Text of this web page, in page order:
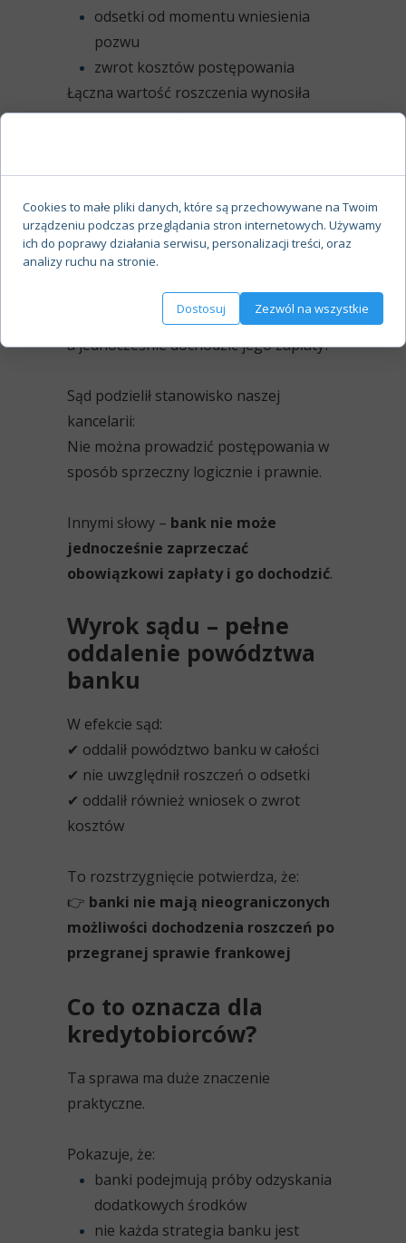
odsetki od momentu wniesienia
pozwu
zwrot kosztów postępowania
Łączna wartość roszczenia wynosiła
niemal 60 000 zł.
Kluczowy problem
prawny – sprzeczność
stanowiska banku
Sednem sprawy było pytanie:
👉 Czy bank może jednocześnie
twierdzić, że świadczenie się nie należy,
a jednocześnie dochodzić jego zapłaty?
Sąd podzielił stanowisko naszej
kancelarii:
Nie można prowadzić postępowania w
sposób sprzeczny logicznie i prawnie.
Innymi słowy – bank nie może
jednocześnie zaprzeczać
obowiązkowi zapłaty i go dochodzić.
Wyrok sądu – pełne
oddalenie powództwa
banku
W efekcie sąd:
✔ oddalił powództwo banku w całości
✔ nie uwzględnił roszczeń o odsetki
✔ oddalił również wniosek o zwrot
kosztów
To rozstrzygnięcie potwierdza, że:
👉 banki nie mają nieograniczonych
możliwości dochodzenia roszczeń po
przegranej sprawie frankowej
Co to oznacza dla
kredytobiorców?
Ta sprawa ma duże znaczenie
praktyczne.
Pokazuje, że:
banki podejmują próby odzyskania
dodatkowych środków
nie każda strategia banku jest
Cookies to małe pliki danych, które są przechowywane na Twoim
urządzeniu podczas przeglądania stron internetowych. Używamy
ich do poprawy działania serwisu, personalizacji treści, oraz
analizy ruchu na stronie.
Dostosuj Zezwól na wszystkie